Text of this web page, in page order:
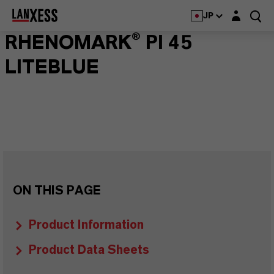
JP Login layer
RHENOMARK® PI 45
LITEBLUE
ON THIS PAGE
Product Information
Product Data Sheets